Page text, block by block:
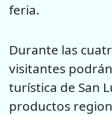
feria.
Durante las
visitantes
turística de San
productos